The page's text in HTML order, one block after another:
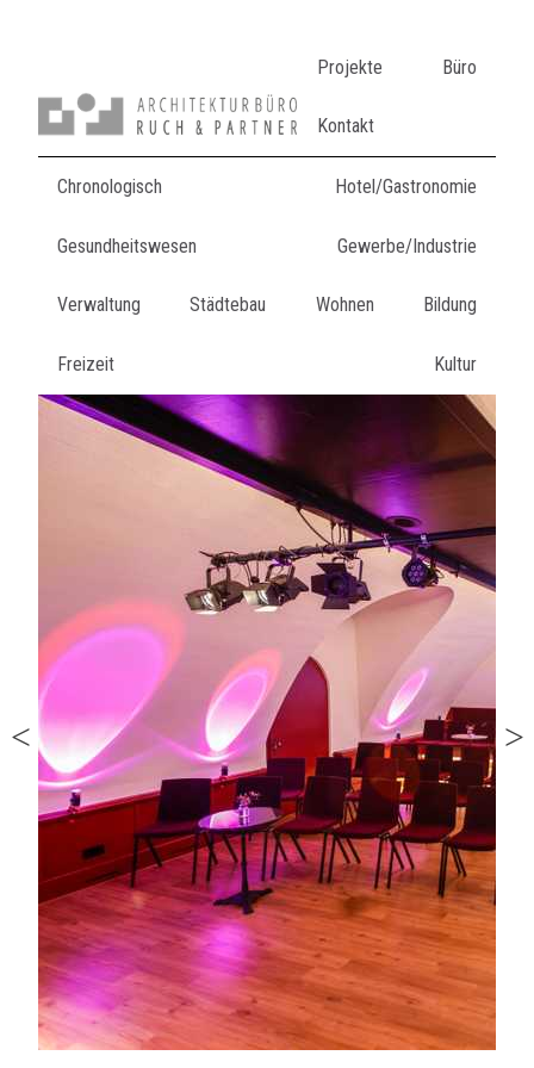
Projekte Büro
Kontakt
Chronologisch Hotel/Gastronomie
Gesundheitswesen Gewerbe/Industrie
Verwaltung Städtebau Wohnen Bildung
Freizeit Kultur